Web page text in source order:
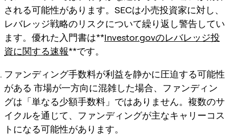
される可能性があります。SECは小売投資家に対し、
レバレッジ戦略のリスクについて繰り返し警告してい
ます。優れた入門書は**Investor.govのレバレッジ投
資に関する速報**です。
ファンディング手数料が利益を静かに圧迫する可能性
がある 市場が一方向に混雑した場合、ファンディン
グは「単なる少額手数料」ではありません。複数のサ
イクルを通じて、ファンディングが主なキャリーコス
トになる可能性があります。